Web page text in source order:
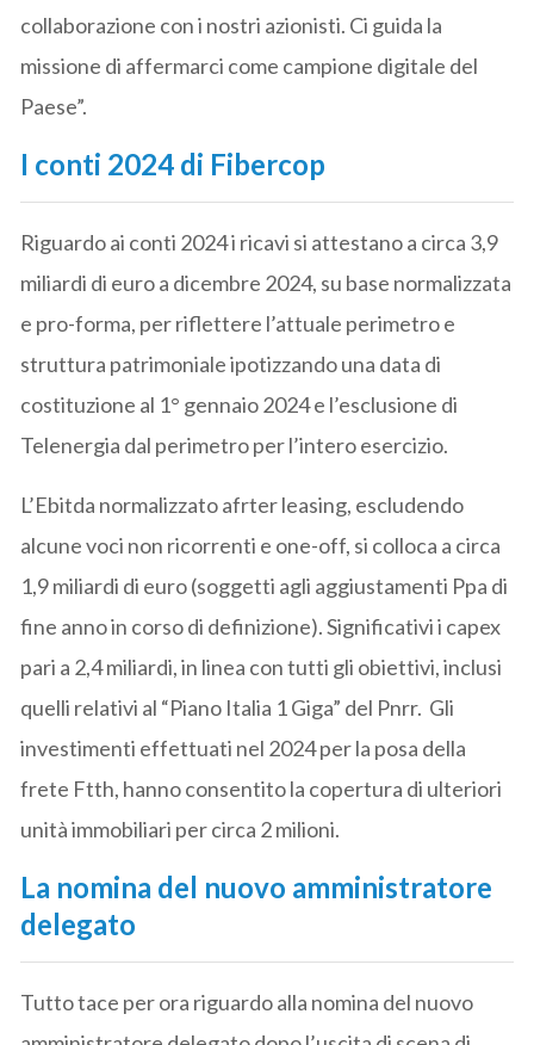
collaborazione con i nostri azionisti. Ci guida la
missione di affermarci come campione digitale del
Paese”.
I conti 2024 di Fibercop
Riguardo ai conti 2024 i ricavi si attestano a circa 3,9
miliardi di euro a dicembre 2024, su base normalizzata
e pro-forma, per riflettere l’attuale perimetro e
struttura patrimoniale ipotizzando una data di
costituzione al 1° gennaio 2024 e l’esclusione di
Telenergia dal perimetro per l’intero esercizio.
L’Ebitda normalizzato afrter leasing, escludendo
alcune voci non ricorrenti e one-off, si colloca a circa
1,9 miliardi di euro (soggetti agli aggiustamenti Ppa di
fine anno in corso di definizione). Significativi i capex
pari a 2,4 miliardi, in linea con tutti gli obiettivi, inclusi
quelli relativi al “Piano Italia 1 Giga” del Pnrr. Gli
investimenti effettuati nel 2024 per la posa della
frete Ftth, hanno consentito la copertura di ulteriori
unità immobiliari per circa 2 milioni.
La nomina del nuovo amministratore
delegato
Tutto tace per ora riguardo alla nomina del nuovo